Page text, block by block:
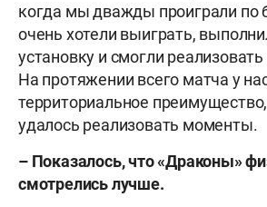
когда мы дважды проиграли по
очень хотели выиграть,
установку и смогли
На протяжении всего матча у
территориальное преимущество,
удалось реализовать моменты.
– Показалось, что «Драконы»
смотрелись лучше.